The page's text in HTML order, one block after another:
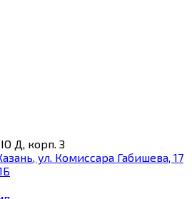
Д, корп. З
ул. Комиссара Габишева, 17